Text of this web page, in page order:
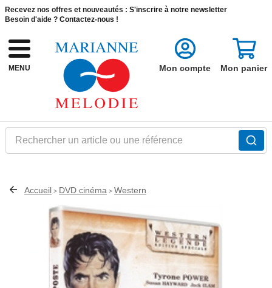
Recevez nos offres et nouveautés : S'inscrire à notre newsletter
Besoin d'aide ? Contactez-nous !
MENU
Rechercher un article ou une référence
Mon compte Mon panier
Accueil > DVD cinéma > Western